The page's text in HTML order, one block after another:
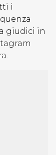
i
giudici in